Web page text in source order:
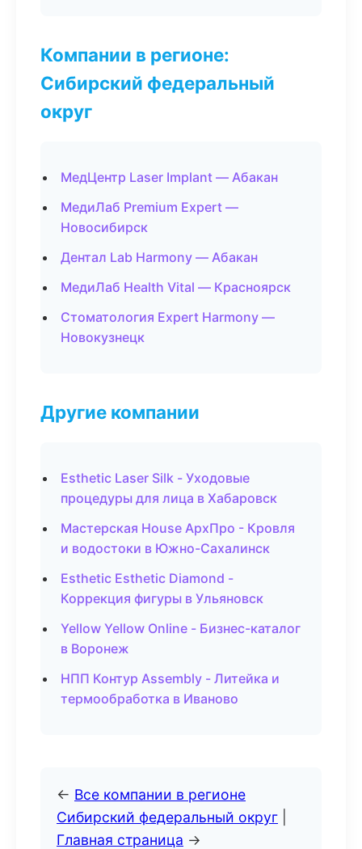
Компании в регионе:
Сибирский федеральный
округ
МедЦентр Laser Implant — Абакан
МедиЛаб Premium Expert —
Новосибирск
Дентал Lab Harmony — Абакан
МедиЛаб Health Vital — Красноярск
Стоматология Expert Harmony —
Новокузнецк
Другие компании
Esthetic Laser Silk - Уходовые
процедуры для лица в Хабаровск
Мастерская House АрхПро - Кровля
и водостоки в Южно-Сахалинск
Esthetic Esthetic Diamond -
Коррекция фигуры в Ульяновск
Yellow Yellow Online - Бизнес-каталог
в Воронеж
НПП Контур Assembly - Литейка и
термообработка в Иваново
← Все компании в регионе
Сибирский федеральный округ
Главная страница →